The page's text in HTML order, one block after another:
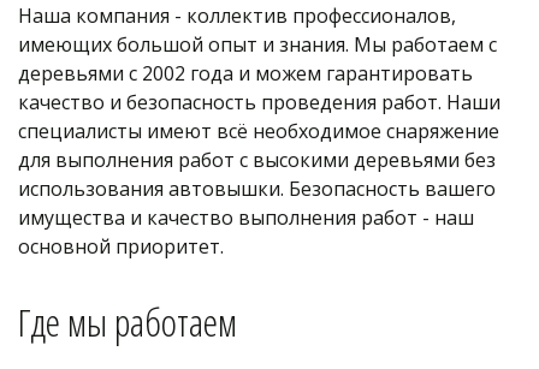
Наша компания - коллектив профессионалов,
имеющих большой опыт и знания. Мы работаем с
деревьями с 2002 года и можем гарантировать
качество и безопасность проведения работ. Наши
специалисты имеют всё необходимое снаряжение
для выполнения работ с высокими деревьями без
использования автовышки. Безопасность вашего
имущества и качество выполнения работ - наш
основной приоритет.
Где мы работаем